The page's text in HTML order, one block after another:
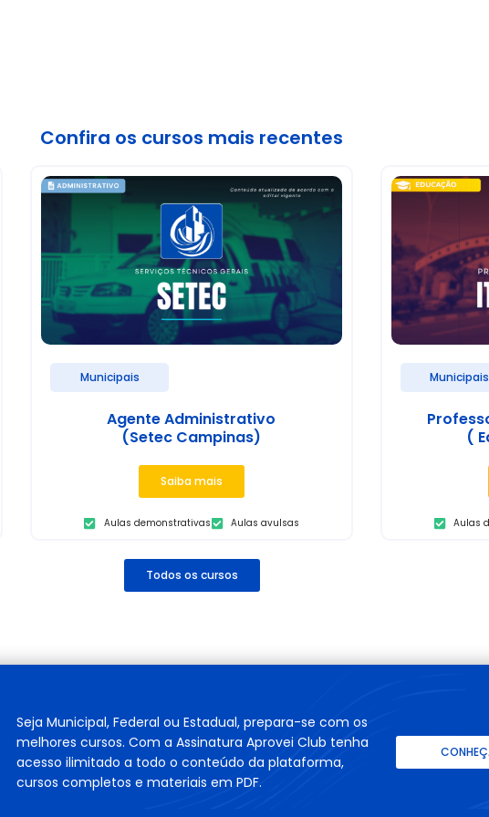
Confira os cursos mais recentes
Municipais
Agente Administrativo
(Setec Campinas)
Saiba mais
Aulas demonstrativas Aulas avulsas
Municipais
(
Aulas
Todos os cursos
Seja Municipal, Federal ou Estadual, prepara-se com os
melhores cursos. Com a Assinatura Aprovei Club tenha
acesso ilimitado a todo o conteúdo da plataforma,
cursos completos e materiais em PDF.